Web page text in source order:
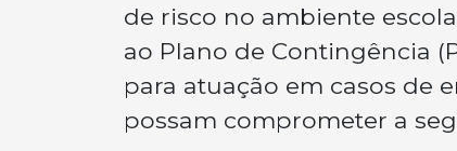
de risco no ambiente
ao Plano de Contingência
para atuação em casos de
possam comprometer a